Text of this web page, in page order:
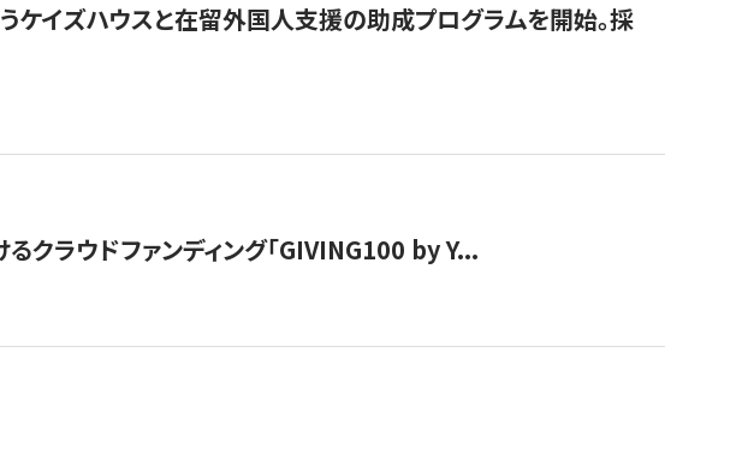
ケイズハウスと在留外国人支援の助成プログラムを開始。採
クラウドファンディング「GIVING100 by Y...